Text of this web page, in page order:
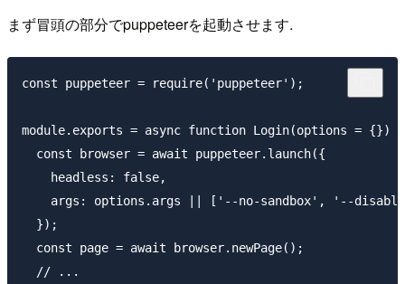
まず冒頭の部分でpuppeteerを起動させます.
const puppeteer = require('puppeteer');
module.exports = async function Login(options = {}) {
  const browser = await puppeteer.launch({
    headless: false,
args: options.args || ['--no-sandbox', '--
  });
  const page = await browser.newPage();
  // ...